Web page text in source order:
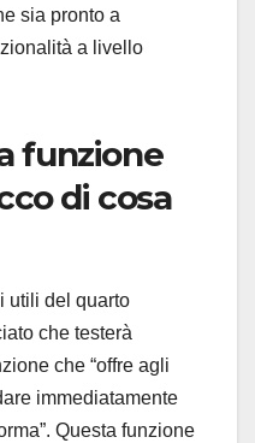
sia pronto a
a livello
funzione
di cosa
utili del quarto
che testerà
che “offre agli
immediatamente
Questa funzione